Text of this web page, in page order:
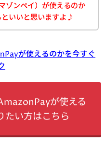
ゾンペイ）が使えるのか
いいと思いますよ♪
が使えるのかを今すぐ
が使える
たい方はこちら